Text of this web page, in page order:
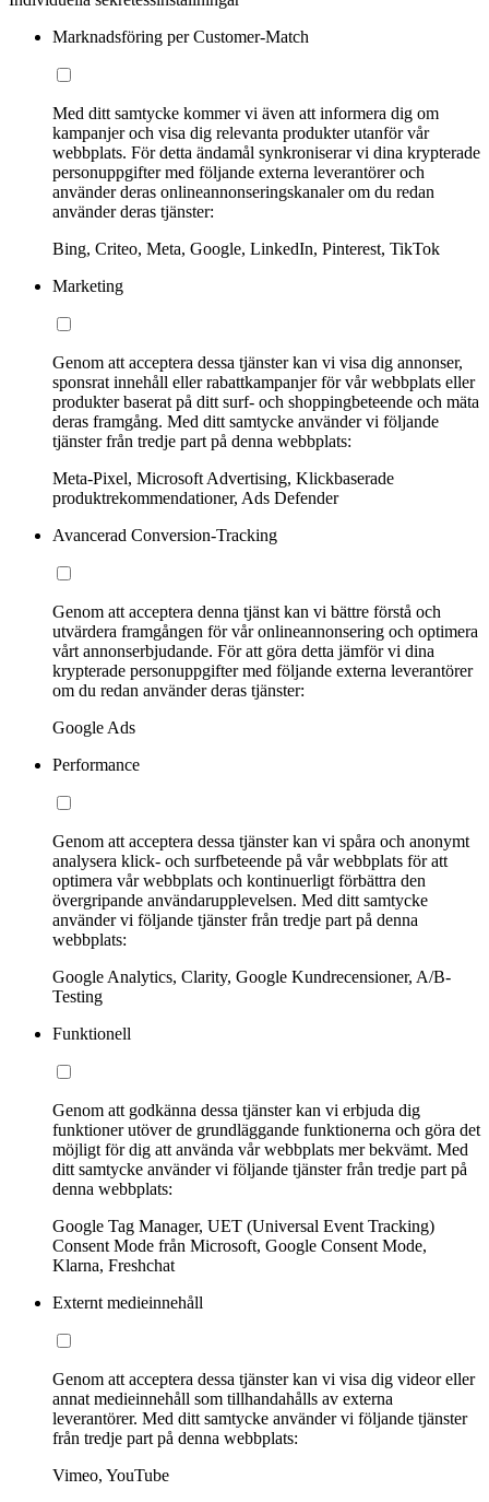
Marknadsföring per Customer-Match
Med ditt samtycke kommer vi även att informera dig om
kampanjer och visa dig relevanta produkter utanför vår
webbplats. För detta ändamål synkroniserar vi dina krypterade
personuppgifter med följande externa leverantörer och
använder deras onlineannonseringskanaler om du redan
använder deras tjänster:
Bing, Criteo, Meta, Google, LinkedIn, Pinterest, TikTok
Marketing
Genom att acceptera dessa tjänster kan vi visa dig annonser,
sponsrat innehåll eller rabattkampanjer för vår webbplats eller
produkter baserat på ditt surf- och shoppingbeteende och mäta
deras framgång. Med ditt samtycke använder vi följande
tjänster från tredje part på denna webbplats:
Meta-Pixel, Microsoft Advertising, Klickbaserade
produktrekommendationer, Ads Defender
Avancerad Conversion-Tracking
Genom att acceptera denna tjänst kan vi bättre förstå och
utvärdera framgången för vår onlineannonsering och optimera
vårt annonserbjudande. För att göra detta jämför vi dina
krypterade personuppgifter med följande externa leverantörer
om du redan använder deras tjänster:
Google Ads
Performance
Genom att acceptera dessa tjänster kan vi spåra och anonymt
analysera klick- och surfbeteende på vår webbplats för att
optimera vår webbplats och kontinuerligt förbättra den
övergripande användarupplevelsen. Med ditt samtycke
använder vi följande tjänster från tredje part på denna
webbplats:
Google Analytics, Clarity, Google Kundrecensioner, A/B-
Testing
Funktionell
Genom att godkänna dessa tjänster kan vi erbjuda dig
funktioner utöver de grundläggande funktionerna och göra det
möjligt för dig att använda vår webbplats mer bekvämt. Med
ditt samtycke använder vi följande tjänster från tredje part på
denna webbplats:
Google Tag Manager, UET (Universal Event Tracking)
Consent Mode från Microsoft, Google Consent Mode,
Klarna, Freshchat
Externt medieinnehåll
Genom att acceptera dessa tjänster kan vi visa dig videor eller
annat medieinnehåll som tillhandahålls av externa
leverantörer. Med ditt samtycke använder vi följande tjänster
från tredje part på denna webbplats:
Vimeo, YouTube